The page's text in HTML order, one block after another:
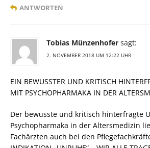
ANTWORTEN
Tobias Münzenhofer sagt:
2. NOVEMBER 2018 UM 12:22 UHR
EIN BEWUSSTER UND KRITISCH
MIT PSYCHOPHARMAKA IN DER
Der bewusste und kritisch hinterfragte
Psychopharmaka in der Altersmedizin
Fachärzten auch bei den